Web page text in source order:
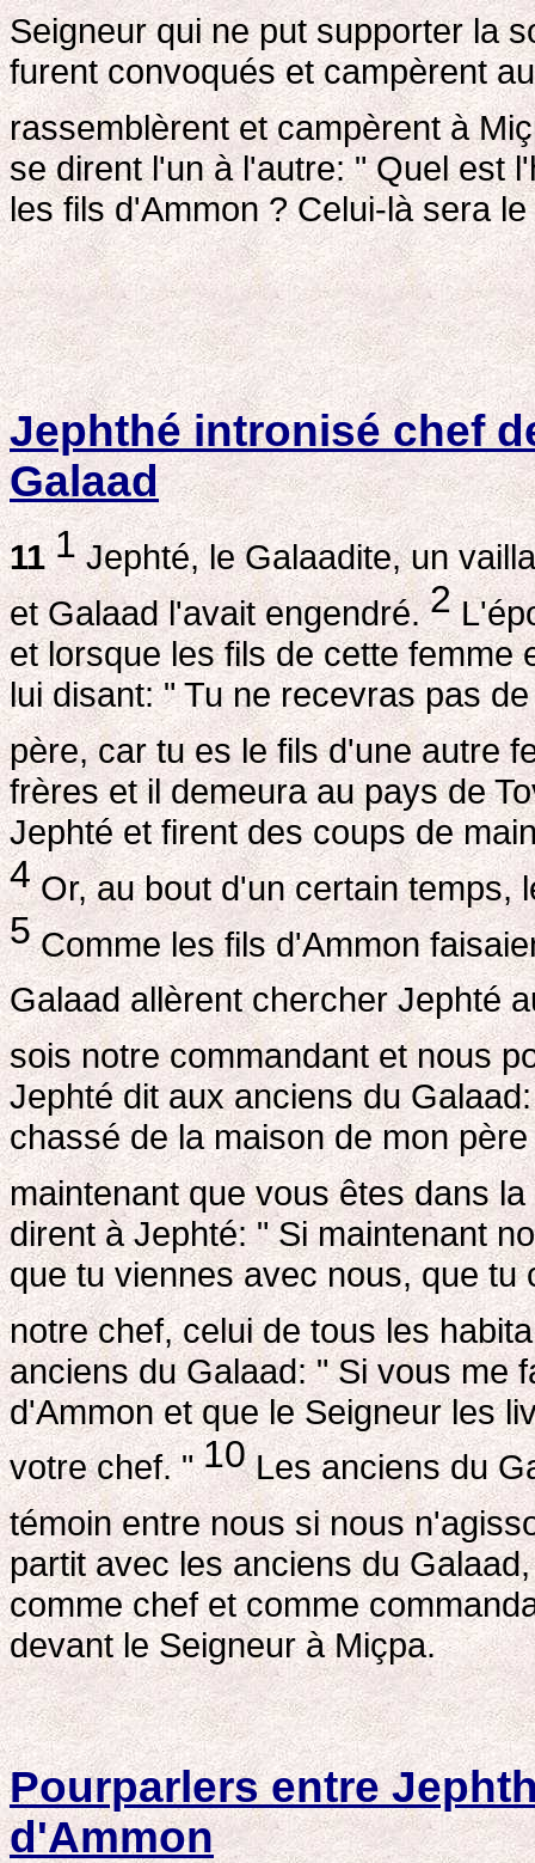
Seigneur qui ne put supporter la
furent convoqués et campèrent
rassemblèrent et campèrent à
se dirent l'un à l'autre: " Quel est
les fils d'Ammon ? Celui-là sera
Jephthé intronisé chef
Galaad
11 1Jephté, le Galaadite, un
et Galaad l'avait engendré.2
et lorsque les fils de cette femme
lui disant: " Tu ne recevras pas
père, car tu es le fils d'une autre
frères et il demeura au pays de
Jephté et firent des coups de
4Or, au bout d'un certain temps,
5Comme les fils d'Ammon
Galaad allèrent chercher Jephté
sois notre commandant et nous
Jephté dit aux anciens du
chassé de la maison de mon
maintenant que vous êtes dans
dirent à Jephté: " Si maintenant
que tu viennes avec nous, que
notre chef, celui de tous les
anciens du Galaad: " Si vous me
d'Ammon et que le Seigneur les
votre chef. "10Les anciens du
témoin entre nous si nous
partit avec les anciens du
comme chef et comme
devant le Seigneur à Miçpa.
Pourparlers entre
d'Ammon